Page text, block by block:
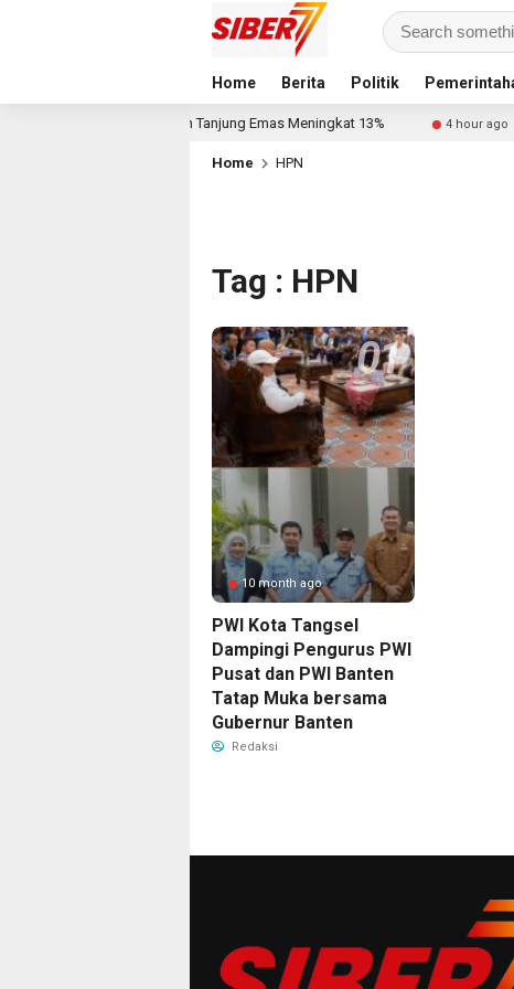
Home Berita Politik
Multi Terminal Branch Tanjung Emas Meningkat 13% 4 hour ago
Home HPN
Tag : HPN
10 month ago
PWI Kota Tangsel
Dampingi Pengurus PWI
Pusat dan PWI Banten
Tatap Muka bersama
Gubernur Banten
Redaksi